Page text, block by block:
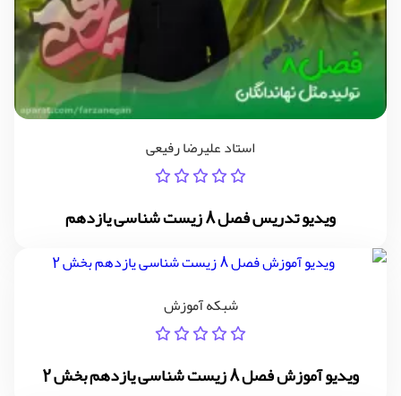
استاد علیرضا رفیعی
ویدیو تدریس فصل 8 زیست شناسی یازدهم
شبکه آموزش
ویدیو آموزش فصل 8 زیست شناسی یازدهم بخش 2